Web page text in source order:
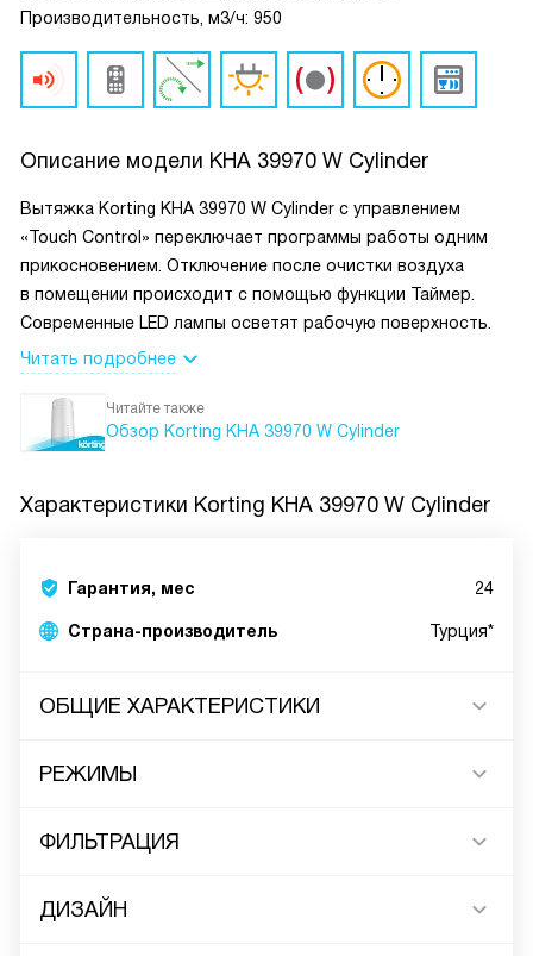
Производительность, м3/ч: 950
Описание модели KHA 39970 W Cylinder
Вытяжка Korting KHA 39970 W Cylinder с управлением
«Touch Control» переключает программы работы одним
прикосновением. Отключение после очистки воздуха
в помещении происходит с помощью функции Таймер.
Современные LED лампы осветят рабочую поверхность.
Читать подробнее
Читайте также
Обзор Korting KHA 39970 W Cylinder
Характеристики Korting KHA 39970 W Cylinder
Гарантия, мес 24
Страна-производитель Турция*
ОБЩИЕ ХАРАКТЕРИСТИКИ
РЕЖИМЫ
ФИЛЬТРАЦИЯ
ДИЗАЙН